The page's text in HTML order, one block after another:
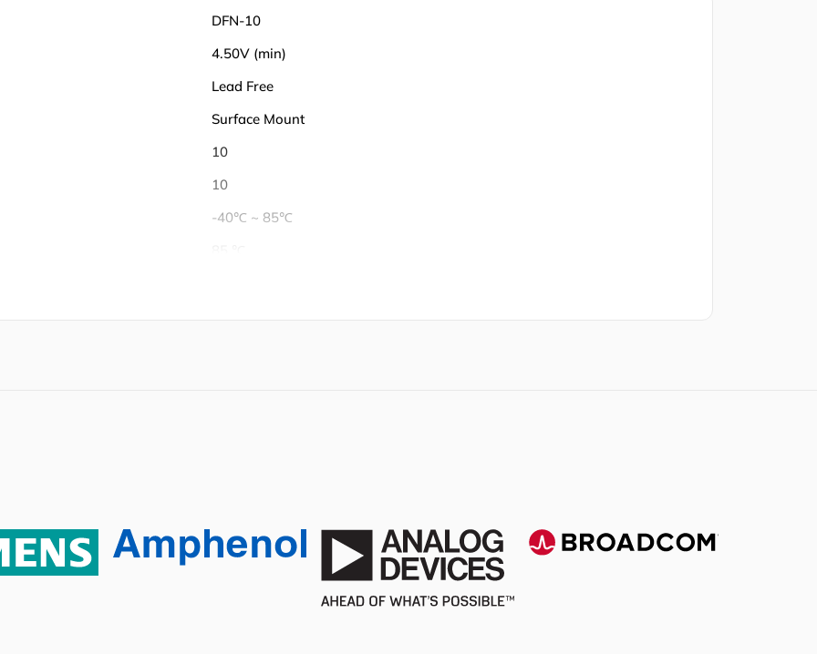
DFN-10
4.50V (min)
Lead Free
Surface Mount
10
10
-40℃ ~ 85℃
3 mm